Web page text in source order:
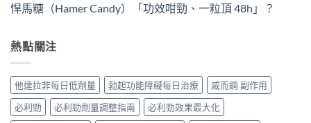
悍馬糖（Hamer Candy）「功效咁勁、一粒頂 48h」？
熱點關注
他達拉非每日低劑量 勃起功能障礙每日治療
威而鋼 副作用
必利勁
必利勁劑量調整指南
必利勁效果最大化